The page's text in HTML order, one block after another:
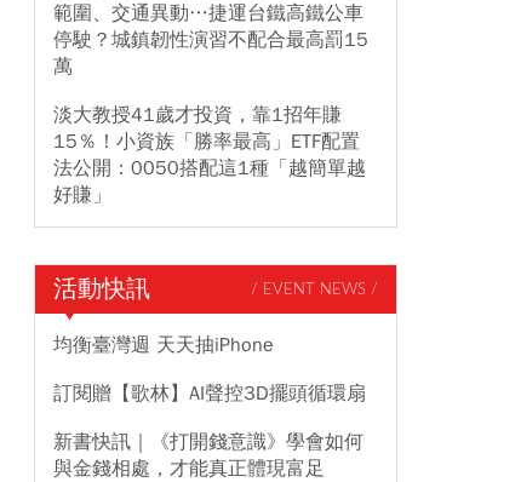
範圍、交通異動…捷運台鐵高鐵公車
停駛？城鎮韌性演習不配合最高罰15
萬
淡大教授41歲才投資，靠1招年賺
15％！小資族「勝率最高」ETF配置
法公開：0050搭配這1種「越簡單越
好賺」
活動快訊 / EVENT NEWS /
均衡臺灣週 天天抽iPhone
訂閱贈【歌林】AI聲控3D擺頭循環扇
新書快訊｜《打開錢意識》學會如何
與金錢相處，才能真正體現富足